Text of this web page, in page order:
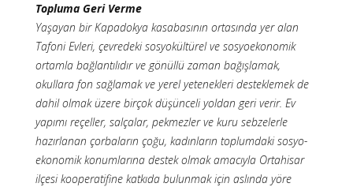
Topluma Geri Verme
Yaşayan bir Kapadokya kasabasının ortasında yer alan
Tafoni Evleri, çevredeki sosyokültürel ve sosyoekonomik
ortamla bağlantılıdır ve gönüllü zaman bağışlamak,
okullara fon sağlamak ve yerel yetenekleri desteklemek de
dahil olmak üzere birçok düşünceli yoldan geri verir. Ev
yapımı reçeller, salçalar, pekmezler ve kuru sebzelerle
hazırlanan çorbaların çoğu, kadınların toplumdaki sosyo-
ekonomik konumlarına destek olmak amacıyla Ortahisar
ilçesi kooperatifine katkıda bulunmak için aslında yöre